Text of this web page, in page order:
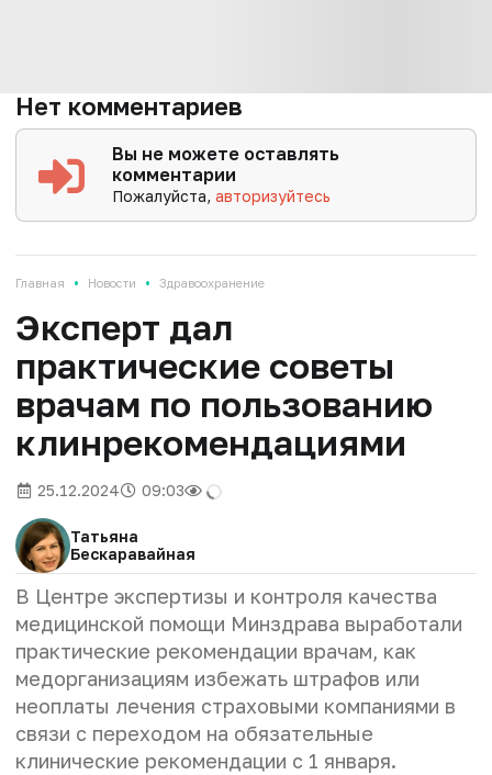
Нет комментариев
Вы не можете оставлять
комментарии
Пожалуйста,авторизуйтесь
Главная • Новости • Здравоохранение
Эксперт дал
практические советы
врачам по пользованию
клинрекомендациями
25.12.2024 09:03
Татьяна
Бескаравайная
В Центре экспертизы и контроля качества
медицинской помощи Минздрава выработали
практические рекомендации врачам, как
медорганизациям избежать штрафов или
неоплаты лечения страховыми компаниями в
связи с переходом на обязательные
клинические рекомендации с 1 января.